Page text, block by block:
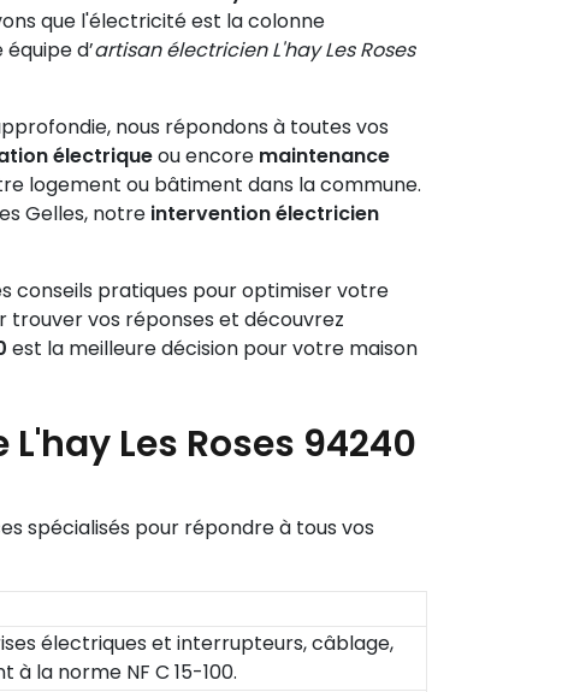
que l'électricité est la colonne
d’artisan électricien L'hay Les Roses
nous répondons à toutes vos
électriqueou encore maintenance
logement ou bâtiment dans la commune.
Gelles, notre intervention électricien
conseils pratiques pour optimiser votre
vos réponses et découvrez
est la meilleure décision pour votre maison
Les Roses 94240
spécialisés pour répondre à tous vos
électriques et interrupteurs, câblage,
la norme NF C 15-100.